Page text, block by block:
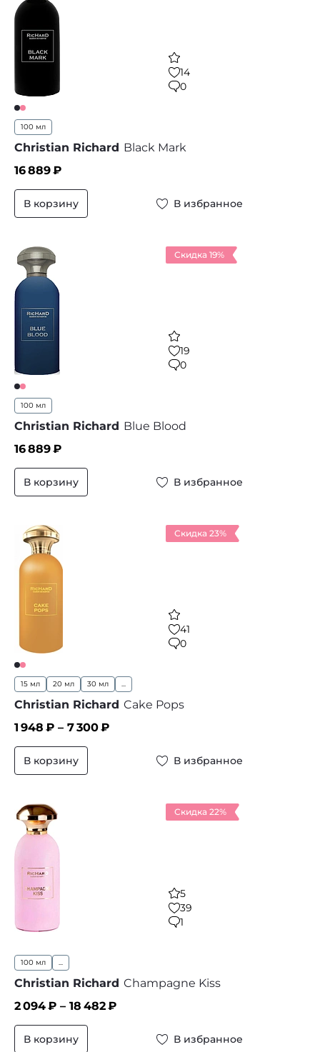
14
0
100 мл
Christian Richard Black Mark
16 889₽
В корзину В избранное
Скидка 19%
19
0
100 мл
Christian Richard Blue Blood
16 889₽
В корзину В избранное
Скидка 23%
41
0
15 мл 20 мл 30 мл ...
Christian Richard Cake Pops
1 948 ₽ – 7 300₽
В корзину В избранное
Скидка 22%
5
39
1
100 мл ...
Christian Richard Champagne Kiss
2 094₽ – 18 482₽
В корзину В избранное